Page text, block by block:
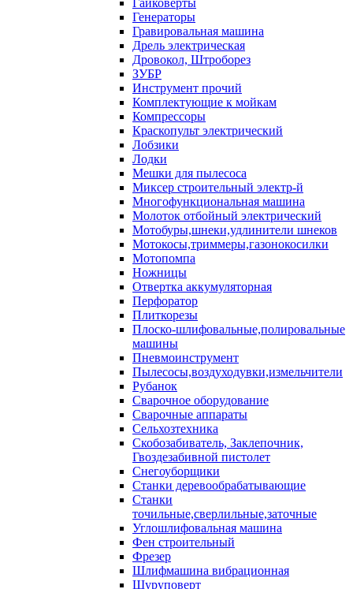
Гайковерты
Генераторы
Гравировальная машина
Дрель электрическая
Дровокол, Штроборез
ЗУБР
Инструмент прочий
Комплектующие к мойкам
Компрессоры
Краскопульт электрический
Лобзики
Лодки
Мешки для пылесоса
Миксер строительный электр-й
Многофункциональная машина
Молоток отбойный электрический
Мотобуры,шнеки,удлинители шнеков
Мотокосы,триммеры,газонокосилки
Мотопомпа
Ножницы
Отвертка аккумуляторная
Перфоратор
Плиткорезы
Плоско-шлифовальные,полировальные
машины
Пневмоинструмент
Пылесосы,воздуходувки,измельчители
Рубанок
Сварочное оборудование
Сварочные аппараты
Сельхозтехника
Скобозабиватель, Заклепочник,
Гвоздезабивной пистолет
Снегоуборщики
Станки деревообрабатывающие
Станки
точильные,сверлильные,заточные
Углошлифовальная машина
Фен строительный
Фрезер
Шлифмашина вибрационная
Шуруповерт